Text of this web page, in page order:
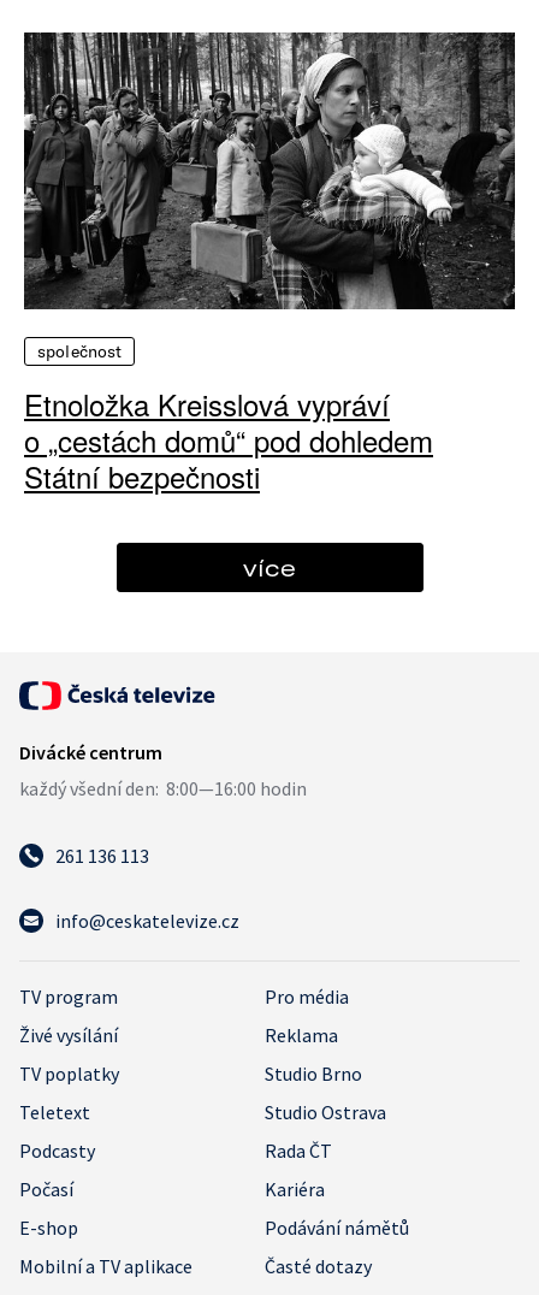
společnost
Etnoložka Kreisslová vypráví
o „cestách domů“ pod dohledem
Státní bezpečnosti
více
261 136 113
info@ceskatelevize.cz
TV program
Pro média
Živé vysílání
Reklama
TV poplatky
Studio Brno
Teletext
Studio Ostrava
Podcasty
Rada ČT
Počasí
Kariéra
E-shop
Podávání námětů
Mobilní a TV aplikace
Časté dotazy